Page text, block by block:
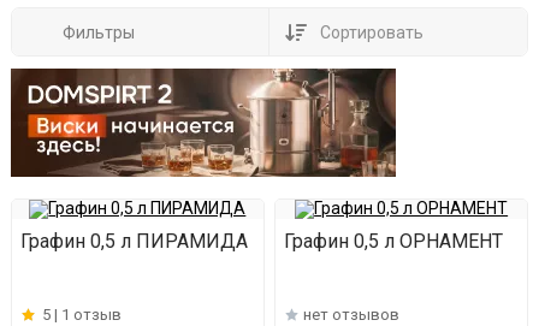
Фильтры Сортировать
Графин 0,5 л ПИРАМИДА
5 | 1 отзыв
Графин 0,5 л ОРНАМЕНТ
нет отзывов